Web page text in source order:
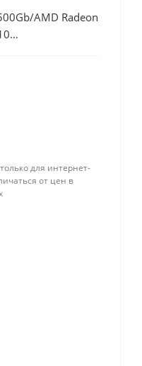
AMD Radeon
для интернет-
от цен в